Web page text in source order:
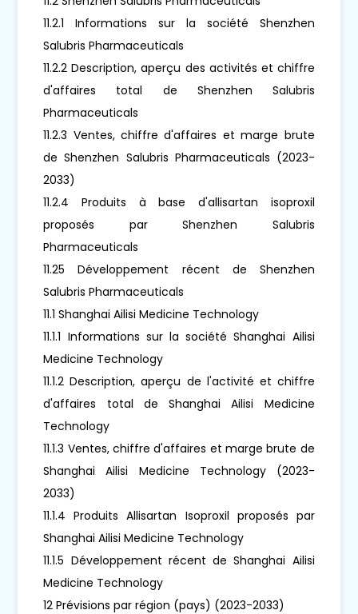
11.2.1 Informations sur la société Shenzhen
Salubris Pharmaceuticals
11.2.2 Description, aperçu des activités et chiffre
d'affaires total de Shenzhen Salubris
Pharmaceuticals
11.2.3 Ventes, chiffre d'affaires et marge brute
de Shenzhen Salubris Pharmaceuticals (2023-
2033)
11.2.4 Produits à base d'allisartan isoproxil
proposés par Shenzhen Salubris
Pharmaceuticals
11.25 Développement récent de Shenzhen
Salubris Pharmaceuticals
11.1 Shanghai Ailisi Medicine Technology
11.1.1 Informations sur la société Shanghai Ailisi
Medicine Technology
11.1.2 Description, aperçu de l'activité et chiffre
d'affaires total de Shanghai Ailisi Medicine
Technology
11.1.3 Ventes, chiffre d'affaires et marge brute de
Shanghai Ailisi Medicine Technology (2023-
2033)
11.1.4 Produits Allisartan Isoproxil proposés par
Shanghai Ailisi Medicine Technology
11.1.5 Développement récent de Shanghai Ailisi
Medicine Technology
12 Prévisions par région (pays) (2023-2033)